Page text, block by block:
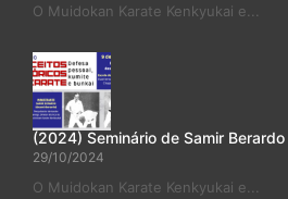
O Muidokan Karate Kenkyukai e...
(2024) Seminário de Samir
29/10/2024
O Muidokan Karate Kenkyukai e...